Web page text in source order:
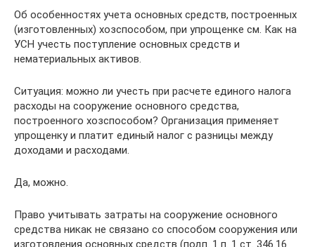
Об особенностях учета основных средств, построенных
(изготовленных) хозспособом, при упрощенке см. Как на
УСН учесть поступление основных средств и
нематериальных активов.
Ситуация: можно ли учесть при расчете единого налога
расходы на сооружение основного средства,
построенного хозспособом? Организация применяет
упрощенку и платит единый налог с разницы между
доходами и расходами.
Да, можно.
Право учитывать затраты на сооружение основного
средства никак не связано со способом сооружения или
изготовления основных средств (подп. 1 п. 1 ст. 346.16